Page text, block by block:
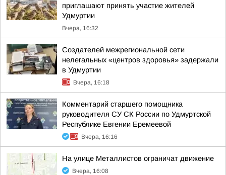
приглашают принять участие жителей
Удмуртии
Вчера, 16:32
Создателей межрегиональной сети
нелегальных «центров здоровья» задержали
в Удмуртии
Вчера, 16:18
Комментарий старшего помощника
руководителя СУ СК России по Удмуртской
Республике Евгении Еремеевой
Вчера, 16:16
На улице Металлистов ограничат движение
Вчера, 16:08